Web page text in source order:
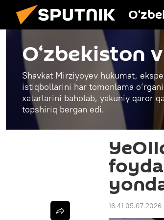
O‘zbekiston
Shavkat Mirziyoyev hukumat,
istiqbollarini har tomonlama
xatarlarini baholab, yakuniy qaror
topshiriq bergan edi.
16:41 05.07.2026